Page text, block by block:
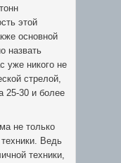
этой
основной
назвать
уже никого не
стрелой,
25-30 и более
не только
Ведь
техники,